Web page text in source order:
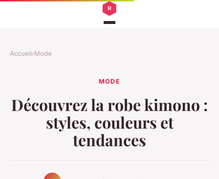
Accueil›Mode
MODE
Découvrez la robe kimono :
styles, couleurs et
tendances